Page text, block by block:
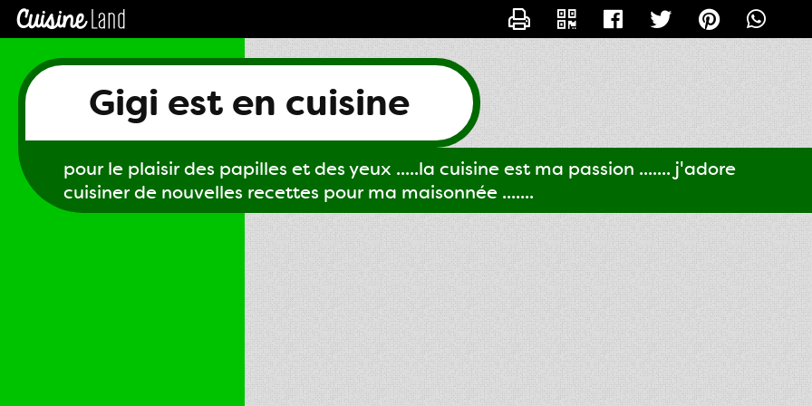
Gigi est en cuisine
pour le plaisir des papilles et des yeux .....la cuisine est ma passion ....... j'adore
cuisiner de nouvelles recettes pour ma maisonnée .......
CONTACTER GIGI61